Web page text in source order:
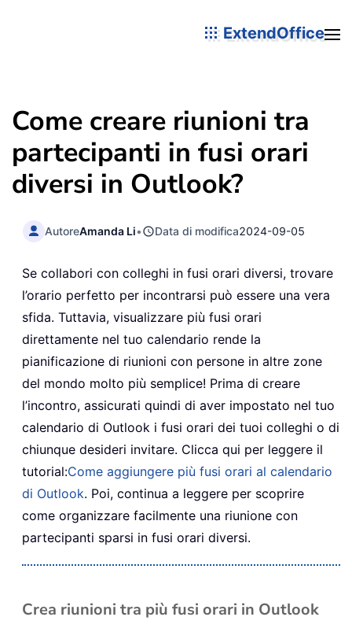
ExtendOffice
Come creare riunioni tra
partecipanti in fusi orari
diversi in Outlook?
AutoreAmanda Li• Data di modifica2024-09-05
Se collabori con colleghi in fusi orari diversi, trovare
l’orario perfetto per incontrarsi può essere una vera
sfida. Tuttavia, visualizzare più fusi orari
direttamente nel tuo calendario rende la
pianificazione di riunioni con persone in altre zone
del mondo molto più semplice! Prima di creare
l’incontro, assicurati quindi di aver impostato nel tuo
calendario di Outlook i fusi orari dei tuoi colleghi o di
chiunque desideri invitare. Clicca qui per leggere il
tutorial:Come aggiungere più fusi orari al calendario
di Outlook. Poi, continua a leggere per scoprire
come organizzare facilmente una riunione con
partecipanti sparsi in fusi orari diversi.
Crea riunioni tra più fusi orari in Outlook